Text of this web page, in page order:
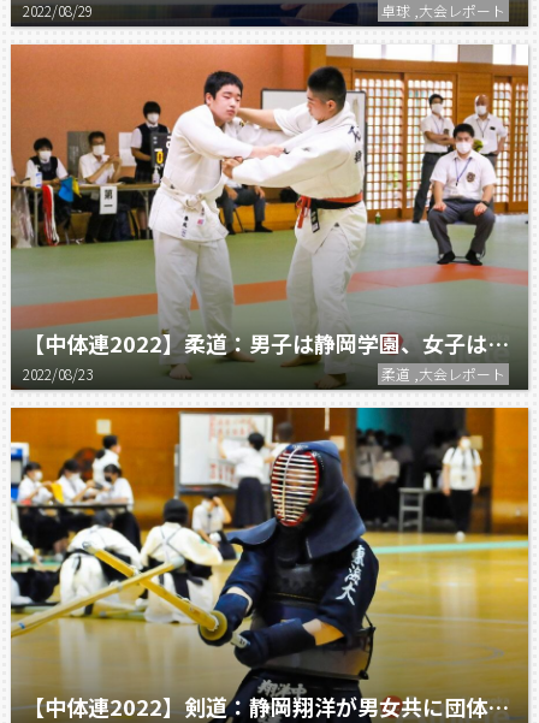
2022/08/29 卓球 ,大会レポート
【中体連2022】柔道：男子は静岡学園、女子は静岡翔洋が団体優勝。
2022/08/23 柔道 ,大会レポート
【中体連2022】剣道：静岡翔洋が男女共に団体V。絶対王者に挑んだ他校も健闘。